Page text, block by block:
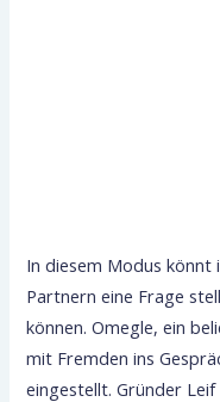
In diesem Modus
Partnern eine Frage
können. Omegle, ein
mit Fremden ins
eingestellt. Gründer